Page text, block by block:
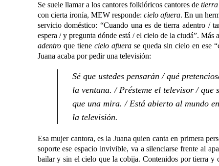
Se suele llamar a los cantores folklóricos cantores de
con cierta ironía, MEW responde:cielo afuera. En un
servicio doméstico: “Cuando una es de tierra adentro /
espera / y pregunta dónde está / el cielo de la ciudá”.Más
adentroque tiene cielo afuerase queda sin cielo en ese
Juana acaba por pedir una televisión:
Sé que ustedes pensarán / qué
la ventana. / Présteme el televisor / que
que una mira. / Está abierto al mundo
la televisión.
Esa mujer cantora, es la Juana quien canta en primera
soporte ese espacio invivible, va a silenciarse frente al
bailar y sin el cielo que la cobija. Contenidos por tierra y